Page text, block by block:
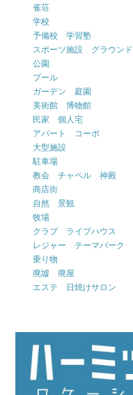
雀荘
学校
予備校 学習塾
スポーツ施設 グラウンド
公園
プール
ガーデン 庭園
美術館 博物館
民家 個人宅
アパート コーポ
大型施設
駐車場
教会 チャペル 神殿
商店街
自然 景観
牧場
クラブ ライブハウス
レジャー テーマパーク
乗り物
廃墟 廃屋
エステ 日焼けサロン